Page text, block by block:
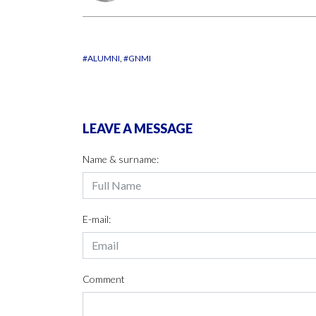
#ALUMNI #GNMI
LEAVE A MESSAGE
Name & surname:
E-mail:
Comment